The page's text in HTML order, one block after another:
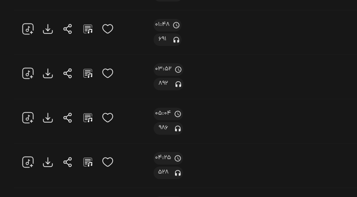
01:48
691
03:52
892
05:04
986
04:25
528